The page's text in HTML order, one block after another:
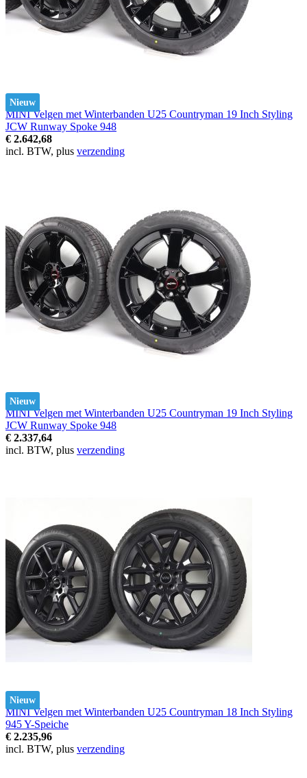
Nieuw
MINI Velgen met Winterbanden U25 Countryman 19 Inch Styling
JCW Runway Spoke 948
€ 2.642,68
incl. BTW, plus verzending
Nieuw
MINI Velgen met Winterbanden U25 Countryman 19 Inch Styling
JCW Runway Spoke 948
€ 2.337,64
incl. BTW, plus verzending
Nieuw
MINI Velgen met Winterbanden U25 Countryman 18 Inch Styling
945 Y-Speiche
€ 2.235,96
incl. BTW, plus verzending